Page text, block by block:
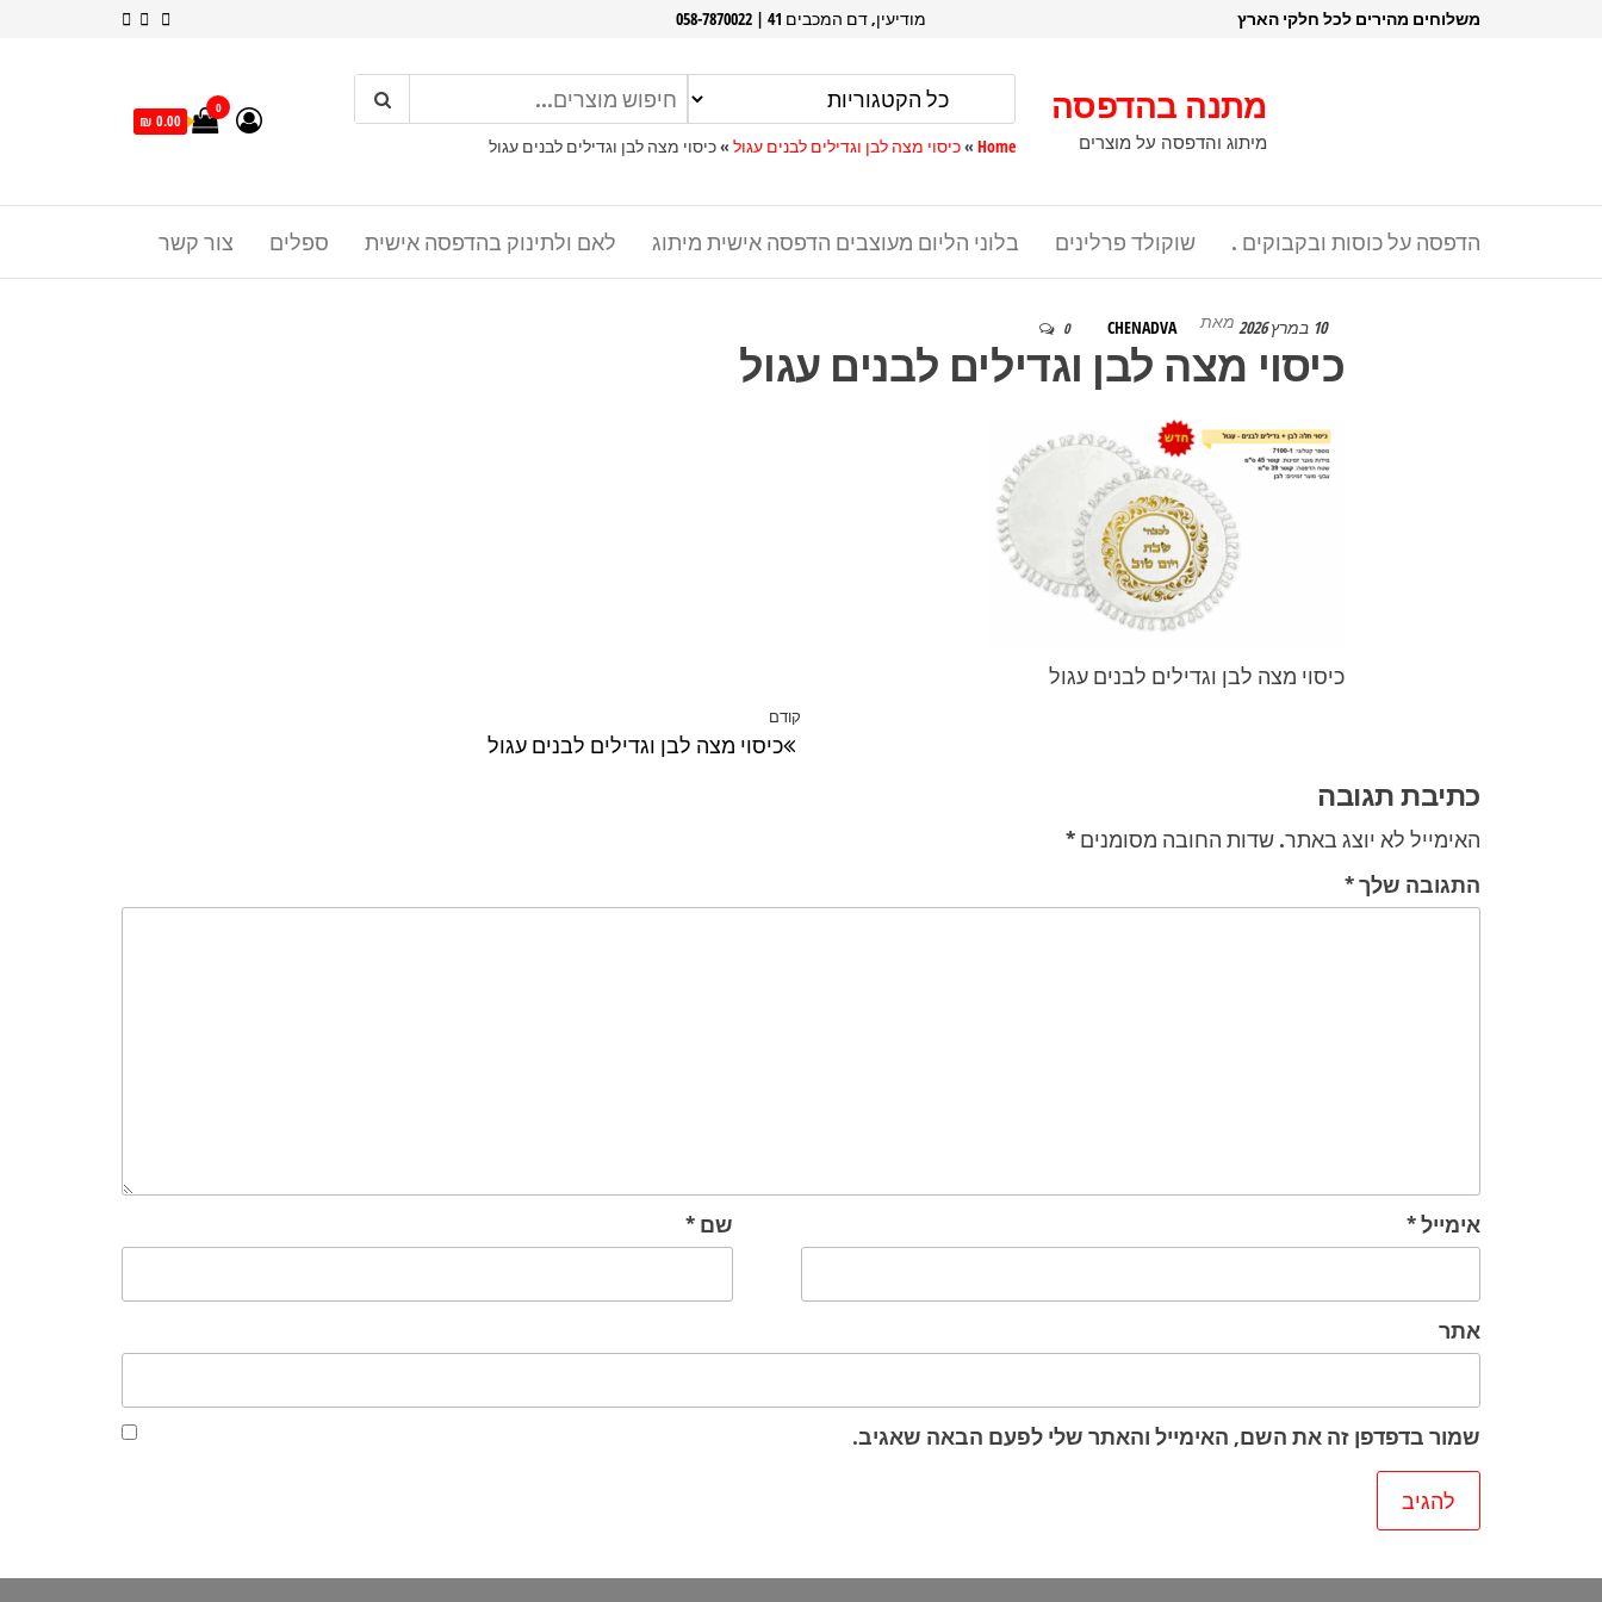
משלוחים מהירים לכל חלקי הארץ מודיעין, דם המכבים 41 | 058-7870022
מתנה בהדפסה
מיתוג והדפסה על מוצרים Home
»כיסוי מצה לבן וגדילים לבנים עגול »כיסוי מצה לבן וגדילים לבנים עגול
0
0.00 ₪
צור קשר ספלים לאם ולתינוק בהדפסה אישית בלוני הליום מעוצבים הדפסה אישית מיתוג שוקולד פרלינים הדפסה על כוסות ובקבוקים .
10 במרץ 2026 מאת CHENADVA
0
כיסוי מצה לבן וגדילים לבנים עגול
כיסוי מצה לבן וגדילים לבנים עגול
הפוסט
הקודם
קודם
כיסוי מצה לבן וגדילים לבנים עגול
כתיבת תגובה
האימייל לא יוצג באתר. שדות החובה מסומנים *
התגובה שלך*
שם * אימייל*
אתר
שמור בדפדפן זה את השם, האימייל והאתר שלי לפעם הבאה שאגיב.